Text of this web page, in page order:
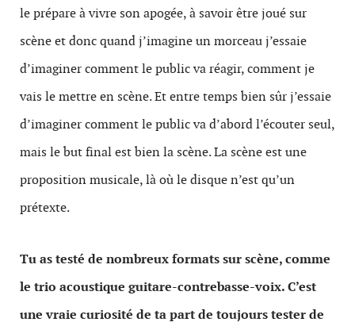
le prépare à vivre son apogée, à savoir être joué sur
scène et donc quand j’imagine un morceau j’essaie
d’imaginer comment le public va réagir, comment je
vais le mettre en scène. Et entre temps bien sûr j’essaie
d’imaginer comment le public va d’abord l’écouter seul,
mais le but final est bien la scène. La scène est une
proposition musicale, là où le disque n’est qu’un
prétexte.
Tu as testé de nombreux formats sur scène, comme
le trio acoustique guitare-contrebasse-voix. C’est
une vraie curiosité de ta part de toujours tester de